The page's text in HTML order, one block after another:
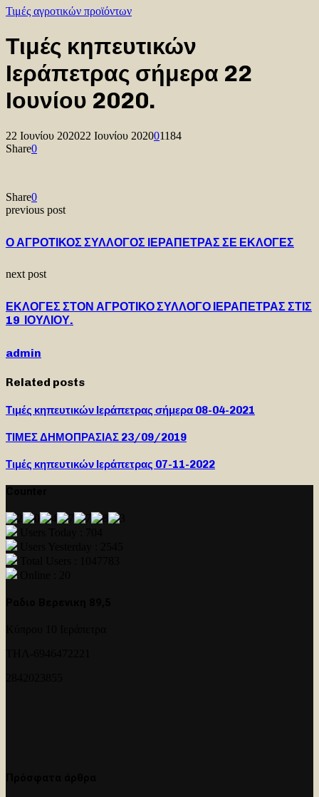
Τιμές αγροτικών προϊόντων
Τιμές κηπευτικών
Ιεράπετρας σήμερα 22
Ιουνίου 2020.
22 Ιουνίου 202022 Ιουνίου 202001184
Share0
Share0
previous post
Ο ΑΓΡΟΤΙΚΟΣ ΣΥΛΛΟΓΟΣ ΙΕΡΑΠΕΤΡΑΣ ΣΕ ΕΚΛΟΓΕΣ
next post
ΕΚΛΟΓΕΣ ΣΤΟΝ ΑΓΡΟΤΙΚΟ ΣΥΛΛΟΓΟ ΙΕΡΑΠΕΤΡΑΣ ΣΤΙΣ
19 ΙΟΥΛΙΟΥ.
admin
Related posts
Τιμές κηπευτικών Ιεράπετρας σήμερα 08-04-2021
ΤΙΜΕΣ ΔΗΜΟΠΡΑΣΙΑΣ 23/09/2019
Τιμές κηπευτικών Ιεράπετρας 07-11-2022